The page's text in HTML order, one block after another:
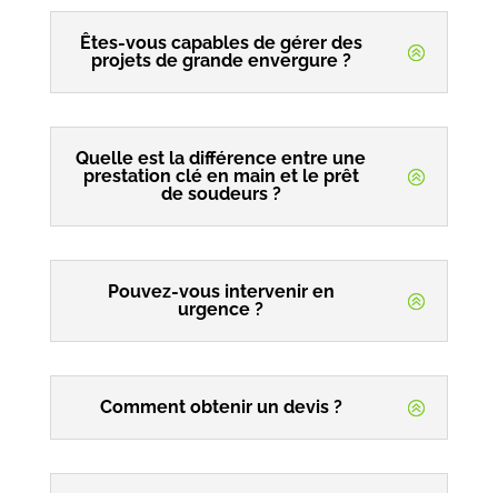
Êtes-vous capables de gérer des
projets de grande envergure ?
Quelle est la différence entre une
prestation clé en main et le prêt
de soudeurs ?
Pouvez-vous intervenir en
urgence ?
Comment obtenir un devis ?